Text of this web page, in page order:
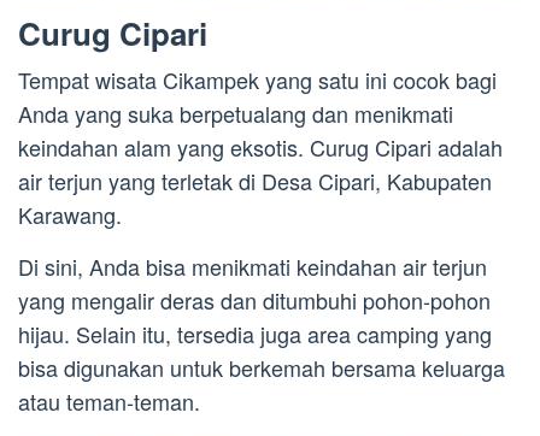
Curug Cipari
Tempat wisata Cikampek yang satu ini cocok bagi
Anda yang suka berpetualang dan menikmati
keindahan alam yang eksotis. Curug Cipari adalah
air terjun yang terletak di Desa Cipari, Kabupaten
Karawang.
Di sini, Anda bisa menikmati keindahan air terjun
yang mengalir deras dan ditumbuhi pohon-pohon
hijau. Selain itu, tersedia juga area camping yang
bisa digunakan untuk berkemah bersama keluarga
atau teman-teman.